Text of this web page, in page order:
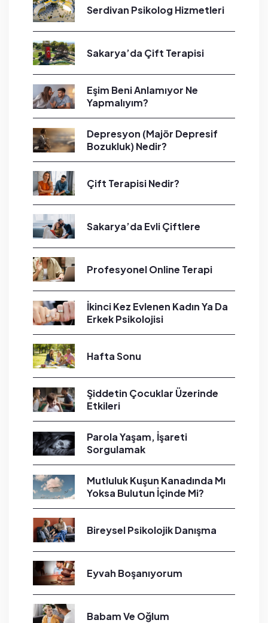
Serdivan Psikolog Hizmetleri
Sakarya’da Çift Terapisi
Eşim Beni Anlamıyor Ne
Yapmalıyım?
Depresyon (Majör Depresif
Bozukluk) Nedir?
Çift Terapisi Nedir?
Sakarya’da Evli Çiftlere
Profesyonel Online Terapi
İkinci Kez Evlenen Kadın Ya Da
Erkek Psikolojisi
Hafta Sonu
Şiddetin Çocuklar Üzerinde
Etkileri
Parola Yaşam, İşareti
Sorgulamak
Mutluluk Kuşun Kanadında Mı
Yoksa Bulutun İçinde Mi?
Bireysel Psikolojik Danışma
Eyvah Boşanıyorum
Babam Ve Oğlum